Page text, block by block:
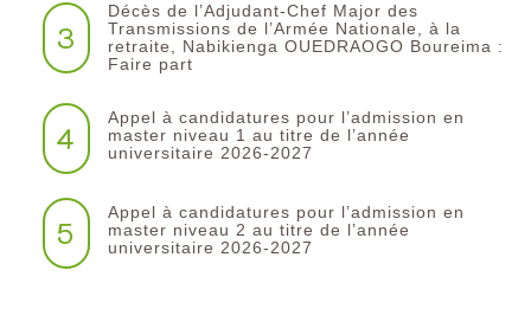
3
Décès de l’Adjudant-Chef Major des
Transmissions de l’Armée Nationale, à la
retraite, Nabikienga OUEDRAOGO Boureima :
Faire part
4
Appel à candidatures pour l’admission en
master niveau 1 au titre de l’année
universitaire 2026-2027
5
Appel à candidatures pour l’admission en
master niveau 2 au titre de l’année
universitaire 2026-2027